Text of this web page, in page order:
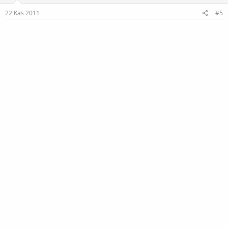
r
:
22 Kas 2011 #5